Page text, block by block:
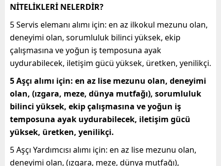
NİTELİKLERİ NELERDİR?
5 Servis elemanı alımı için: en az ilkokul mezunu olan,
deneyimi olan, sorumluluk bilinci yüksek, ekip
çalışmasına ve yoğun iş temposuna ayak
uydurabilecek, iletişim gücü yüksek, üretken, yenilikçi.
5 Aşçı alımı için: en az lise mezunu olan, deneyimi
olan, (ızgara, meze, dünya mutfağı), sorumluluk
bilinci yüksek, ekip çalışmasına ve yoğun iş
temposuna ayak uydurabilecek, iletişim gücü
yüksek, üretken, yenilikçi.
5 Aşçı Yardımcısı alımı için: en az lise mezunu olan,
deneyimi olan, (ızgara, meze, dünya mutfağı),